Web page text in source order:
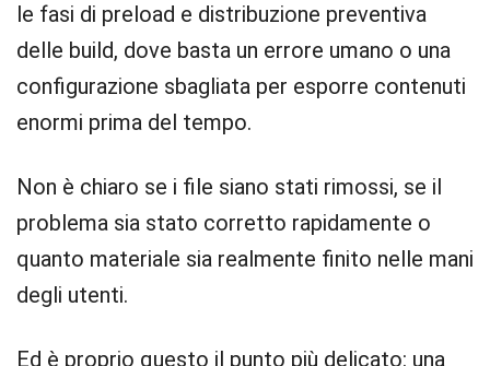
le fasi di preload e distribuzione preventiva
delle build, dove basta un errore umano o una
configurazione sbagliata per esporre contenuti
enormi prima del tempo.
Non è chiaro se i file siano stati rimossi, se il
problema sia stato corretto rapidamente o
quanto materiale sia realmente finito nelle mani
degli utenti.
Ed è proprio questo il punto più delicato: una